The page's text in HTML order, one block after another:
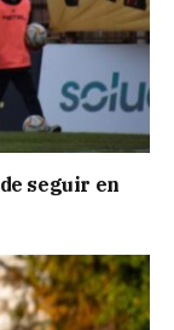
seguir en